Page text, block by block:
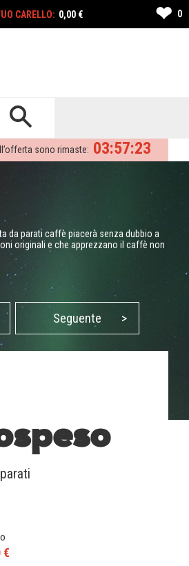
CARELLO: 0,00 € ❤ 0
03:57:22
sono rimaste:
da parati caffè piacerà senza dubbio a
originali e che apprezzano il caffè non
Seguente >
€